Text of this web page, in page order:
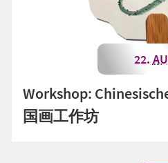
Workshop:
国画工作坊
22.